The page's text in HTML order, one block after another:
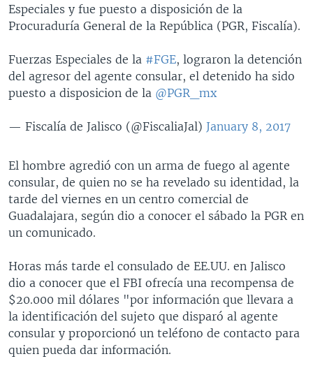
Especiales y fue puesto a disposición de la
Procuraduría General de la República (PGR, Fiscalía).
Fuerzas Especiales de la #FGE, lograron la detención
del agresor del agente consular, el detenido ha sido
puesto a disposicion de la @PGR_mx
— Fiscalía de Jalisco (@FiscaliaJal) January 8, 2017
El hombre agredió con un arma de fuego al agente
consular, de quien no se ha revelado su identidad, la
tarde del viernes en un centro comercial de
Guadalajara, según dio a conocer el sábado la PGR en
un comunicado.
Horas más tarde el consulado de EE.UU. en Jalisco
dio a conocer que el FBI ofrecía una recompensa de
$20.000 mil dólares "por información que llevara a
la identificación del sujeto que disparó al agente
consular y proporcionó un teléfono de contacto para
quien pueda dar información.